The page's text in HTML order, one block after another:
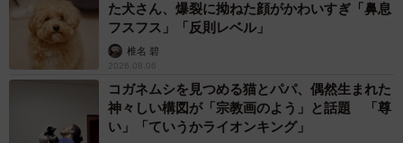
た犬さん、爆裂に拗ねた顔がかわいすぎ「鼻息
フスフス」「反則レベル」
椎名 碧
2026.08.06
コガネムシを見つめる猫とパパ、偶然生まれた
神々しい構図が「宗教画のよう」と話題 「尊
い」「ていうかライオンキング」